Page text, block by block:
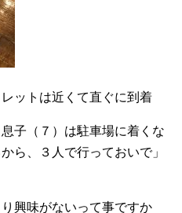
ットは近くて直ぐに到着
子（７）は駐車場に着くな
ら、３人で行っておいで」
興味がないって事ですか